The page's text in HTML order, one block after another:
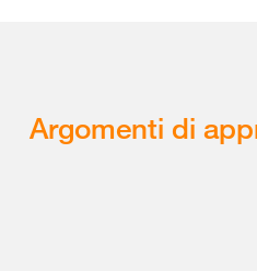
Argomenti di